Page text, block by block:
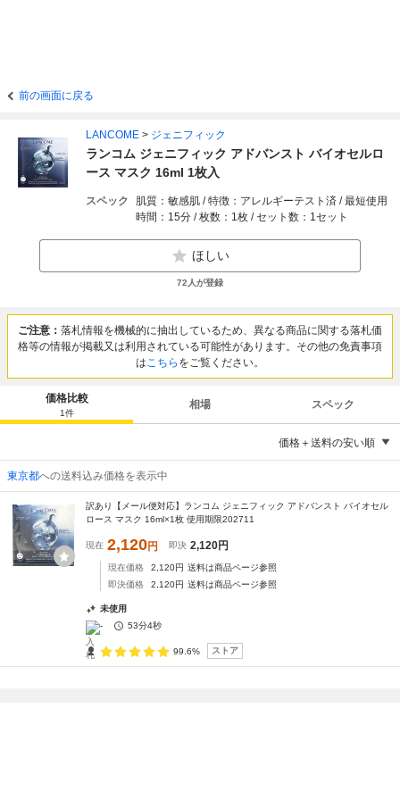
前の画面に戻る
LANCOME > ジェニフィック
ランコム ジェニフィック アドバンスト バイオセルロ
ース マスク 16ml 1枚入
スペック
肌質：敏感肌 / 特徴：アレルギーテスト済 / 最短使用
時間：15分 / 枚数：1枚 / セット数：1セット
ほしい
72 人が登録
ご注意： 落札情報を機械的に抽出しているため、異なる商品に関する落札価
格等の情報が掲載又は利用されている可能性があります。その他の免責事項
はこちら をご覧ください。
価格比較
1件
相場 スペック
価格＋送料の安い順
東京都への送料込み価格を表示中
訳あり【メール便対応】ランコム ジェニフィック アドバンスト バイオセル
ロース マスク 16ml×1枚 使用期限202711
現在 2,120円 即決 2,120円
現在価格 2,120円 送料は商品ページ参照
即決価格
2,120円 送料は商品ページ参照
未使用
-
53分4秒
99.6% ストア